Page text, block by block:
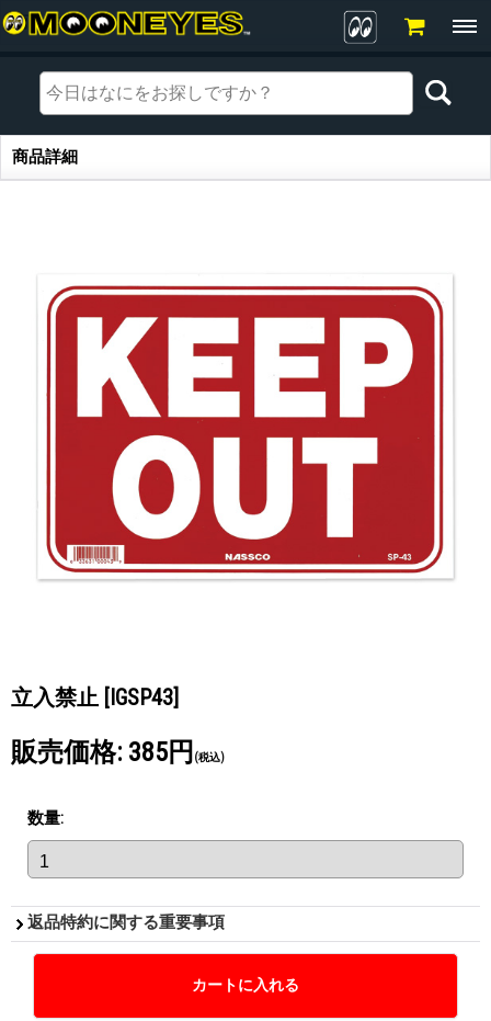
商品詳細
商品詳細
立入禁止 [IGSP43]
販売価格: 385円 (税込)
数量:
返品特約に関する重要事項